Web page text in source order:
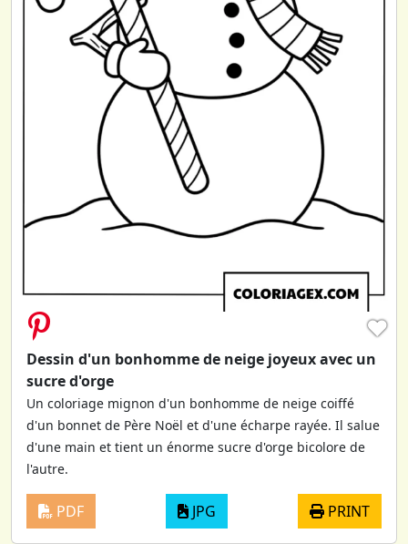
♥
Dessin d'un bonhomme de neige joyeux avec un
sucre d'orge
Un coloriage mignon d'un bonhomme de neige coiffé
d'un bonnet de Père Noël et d'une écharpe rayée. Il salue
d'une main et tient un énorme sucre d'orge bicolore de
l'autre.
PDF JPG PRINT